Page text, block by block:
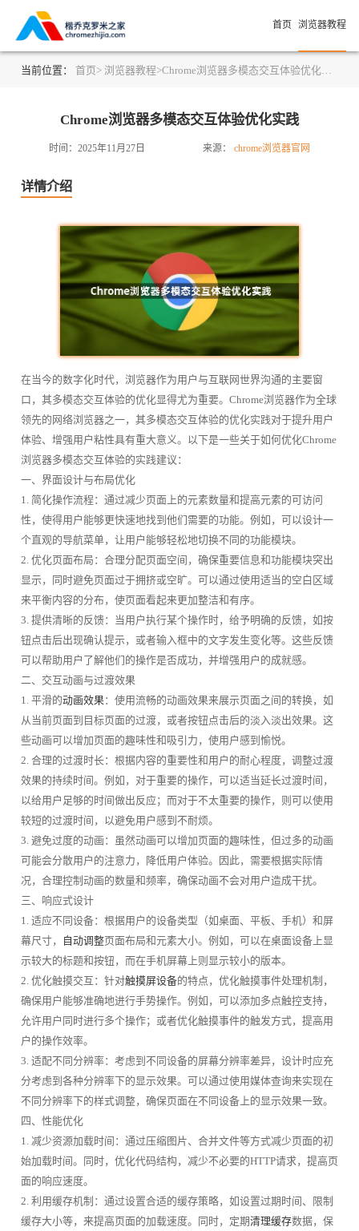
首页 浏览器教程
当前位置： 首页> 浏览器教程>Chrome浏览器多模态交互体验优化实践
Chrome浏览器多模态交互体验优化实践
时间：2025年11月27日 来源： chrome浏览器官网
详情介绍
在当今的数字化时代，浏览器作为用户与互联网世界沟通的主要窗
口，其多模态交互体验的优化显得尤为重要。Chrome浏览器作为全球
领先的网络浏览器之一，其多模态交互体验的优化实践对于提升用户
体验、增强用户粘性具有重大意义。以下是一些关于如何优化Chrome
浏览器多模态交互体验的实践建议：
一、界面设计与布局优化
1. 简化操作流程：通过减少页面上的元素数量和提高元素的可访问
性，使得用户能够更快速地找到他们需要的功能。例如，可以设计一
个直观的导航菜单，让用户能够轻松地切换不同的功能模块。
2. 优化页面布局：合理分配页面空间，确保重要信息和功能模块突出
显示，同时避免页面过于拥挤或空旷。可以通过使用适当的空白区域
来平衡内容的分布，使页面看起来更加整洁和有序。
3. 提供清晰的反馈：当用户执行某个操作时，给予明确的反馈，如按
钮点击后出现确认提示，或者输入框中的文字发生变化等。这些反馈
可以帮助用户了解他们的操作是否成功，并增强用户的成就感。
二、交互动画与过渡效果
1. 平滑的动画效果：使用流畅的动画效果来展示页面之间的转换，如
从当前页面到目标页面的过渡，或者按钮点击后的淡入淡出效果。这
些动画可以增加页面的趣味性和吸引力，使用户感到愉悦。
2. 合理的过渡时长：根据内容的重要性和用户的耐心程度，调整过渡
效果的持续时间。例如，对于重要的操作，可以适当延长过渡时间，
以给用户足够的时间做出反应；而对于不太重要的操作，则可以使用
较短的过渡时间，以避免用户感到不耐烦。
3. 避免过度的动画：虽然动画可以增加页面的趣味性，但过多的动画
可能会分散用户的注意力，降低用户体验。因此，需要根据实际情
况，合理控制动画的数量和频率，确保动画不会对用户造成干扰。
三、响应式设计
1. 适应不同设备：根据用户的设备类型（如桌面、平板、手机）和屏
幕尺寸，
自动调整页面布局和元素大小。例如，可以在桌面设备上显
示较大的标题和按钮，而在手机屏幕上则显示较小的版本。
2. 优化触摸交互：针对触摸屏设备的特点，优化触摸事件处理机制，
确保用户能够准确地进行手势操作。例如，可以添加多点触控支持，
允许用户同时进行多个操作；或者优化触摸事件的触发方式，提高用
户的操作效率。
3. 适配不同分辨率：考虑到不同设备的屏幕分辨率差异，设计时应充
分考虑到各种分辨率下的显示效果。可以通过使用媒体查询来实现在
不同分辨率下的样式调整，确保页面在不同设备上的显示效果一致。
四、性能优化
1. 减少资源加载时间：通过压缩图片、合并文件等方式减少页面的初
始加载时间。同时，优化代码结构，减少不必要的HTTP请求，提高页
面的响应速度。
2. 利用缓存机制：通过设置合适的缓存策略，如设置过期时间、限制
缓存大小等，来提高页面的加载速度。同时，定期清理缓存数据，保